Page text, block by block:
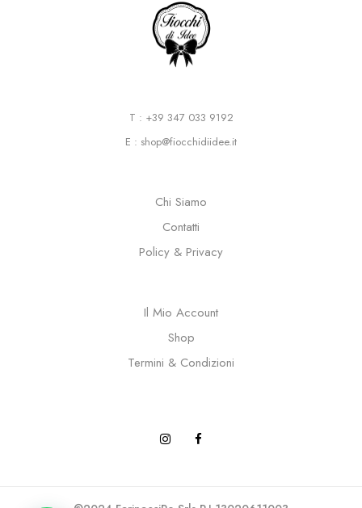
T : +39 347 033 9192
E : shop@fiocchidiidee.it
Chi Siamo
Contatti
Policy & Privacy
Il Mio Account
Shop
Termini & Condizioni